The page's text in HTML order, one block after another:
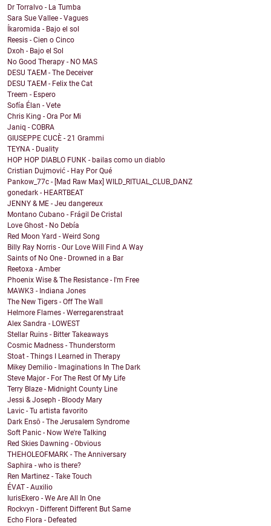
Dr Torralvo - La Tumba
Sara Sue Vallee - Vagues
Íkaromida - Bajo el sol
Reesis - Cien o Cinco
Dxoh - Bajo el Sol
No Good Therapy - NO MAS
DESU TAEM - The Deceiver
DESU TAEM - Felix the Cat
Treem - Espero
Sofía Élan - Vete
Chris King - Ora Por Mi
Janiq - COBRA
GIUSEPPE CUCÈ - 21 Grammi
TEYNA - Duality
HOP HOP DIABLO FUNK - bailas como un diablo
Cristian Dujmović - Hay Por Qué
Pankow_77c - [Mad Raw Max] WILD_RITUAL_CLUB_DANZ
gonedark - HEARTBEAT
JENNY & ME - Jeu dangereux
Montano Cubano - Frágil De Cristal
Love Ghost - No Debía
Red Moon Yard - Weird Song
Billy Ray Norris - Our Love Will Find A Way
Saints of No One - Drowned in a Bar
Reetoxa - Amber
Phoenix Wise & The Resistance - I'm Free
MAWK3 - Indiana Jones
The New Tigers - Off The Wall
Helmore Flames - Werregarenstraat
Alex Sandra - LOWEST
Stellar Ruins - Bitter Takeaways
Cosmic Madness - Thunderstorm
Stoat - Things I Learned in Therapy
Mikey Demilio - Imaginations In The Dark
Steve Major - For The Rest Of My Life
Terry Blaze - Midnight County Line
Jessi & Joseph - Bloody Mary
Lavic - Tu artista favorito
Dark Ensō - The Jerusalem Syndrome
Soft Panic - Now We're Talking
Red Skies Dawning - Obvious
THEHOLEOFMARK - The Anniversary
Saphira - who is there?
Ren Martinez - Take Touch
ÉVAT - Auxilio
IurisEkero - We Are All In One
Rockvyn - Different Different But Same
Echo Flora - Defeated